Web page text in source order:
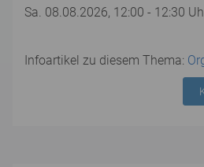
Sa. 08.08.2026, 12:00 - 12:30
Infoartikel zu diesem Thema: